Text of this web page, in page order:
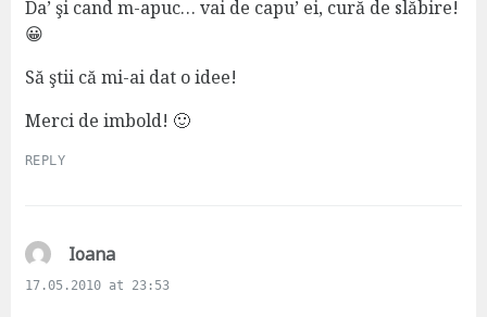
Da’ şi cand m-apuc… vai de capu’ ei, cură de slăbire!
😀
Să ştii că mi-ai dat o idee!
Merci de imbold! 🙂
REPLY
Ioanas
a
17.05.2010 at 23:53